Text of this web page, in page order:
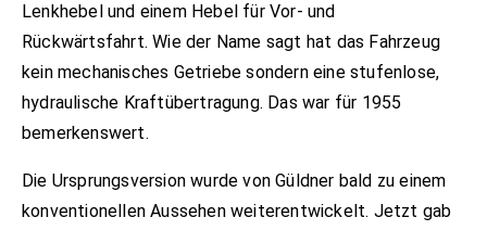
Lenkhebel und einem Hebel für Vor- und
Rückwärtsfahrt. Wie der Name sagt hat das Fahrzeug
kein mechanisches Getriebe sondern eine stufenlose,
hydraulische Kraftübertragung. Das war für 1955
bemerkenswert.
Die Ursprungsversion wurde von Güldner bald zu einem
konventionellen Aussehen weiterentwickelt. Jetzt gab